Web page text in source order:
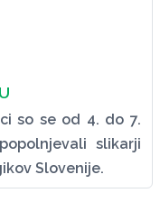
so se od 4. do 7.
slikarji
Slovenije.